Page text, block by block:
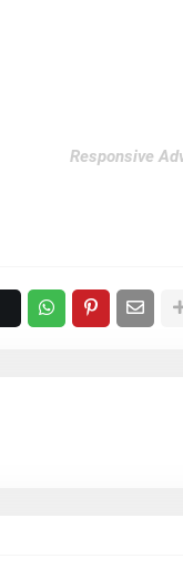
Responsive